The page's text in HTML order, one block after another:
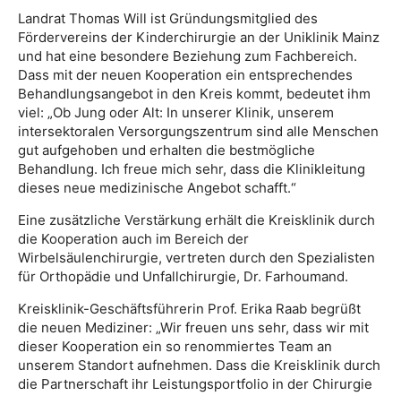
Landrat Thomas Will ist Gründungsmitglied des
Fördervereins der Kinderchirurgie an der Uniklinik Mainz
und hat eine besondere Beziehung zum Fachbereich.
Dass mit der neuen Kooperation ein entsprechendes
Behandlungsangebot in den Kreis kommt, bedeutet ihm
viel: „Ob Jung oder Alt: In unserer Klinik, unserem
intersektoralen Versorgungszentrum sind alle Menschen
gut aufgehoben und erhalten die bestmögliche
Behandlung. Ich freue mich sehr, dass die Klinikleitung
dieses neue medizinische Angebot schafft.“
Eine zusätzliche Verstärkung erhält die Kreisklinik durch
die Kooperation auch im Bereich der
Wirbelsäulenchirurgie, vertreten durch den Spezialisten
für Orthopädie und Unfallchirurgie, Dr. Farhoumand.
Kreisklinik-Geschäftsführerin Prof. Erika Raab begrüßt
die neuen Mediziner: „Wir freuen uns sehr, dass wir mit
dieser Kooperation ein so renommiertes Team an
unserem Standort aufnehmen. Dass die Kreisklinik durch
die Partnerschaft ihr Leistungsportfolio in der Chirurgie